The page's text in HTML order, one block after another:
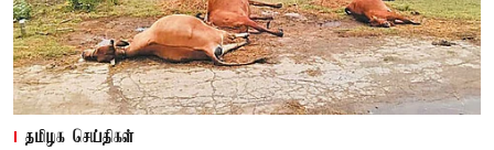
தமிழக செய்திகள்